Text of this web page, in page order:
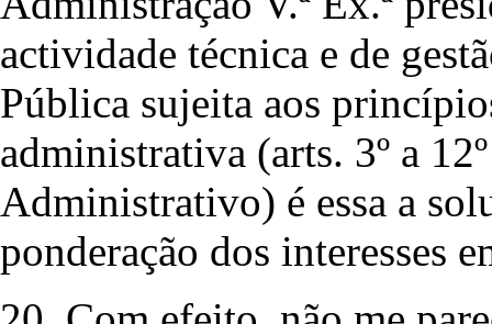
actividade técnica e de
Pública sujeita aos
administrativa (arts. 3º a
Administrativo) é essa a
ponderação dos interesses